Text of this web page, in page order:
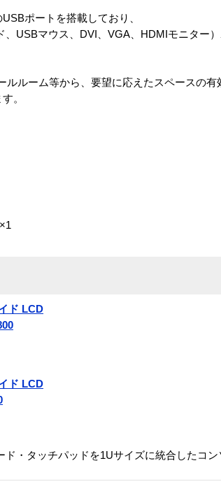
ポートを搭載しており、
USBマウス、DVI、VGA、HDMIモニター
ルーム等から、要望に応えたスペースの有
。
ド LCD
ド LCD
・タッチパッドを1Uサイズに統合したコ